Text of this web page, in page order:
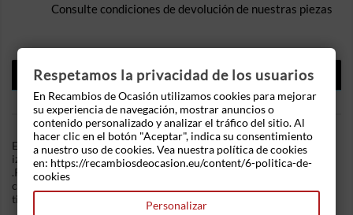
Consulte condiciones de devolución de nuestras piezas
DESCRIPCIÓN
DETALLES DEL PRODUCTO
En Recambios de Ocasion disponemos de Elevalunas delantero
izquierdo Citroen Xsara (N1) (1997-2004) 1.9 D (70 cv)
.Referencia Interna: 03141105372307. Mecanismo electrico y
conector de 2 pines. Ademas, disponemos de mas recambios, si
tiene cualquier duda consultenos.
Respetamos la privacidad de los usuarios
En Recambios de Ocasión utilizamos cookies para mejorar
su experiencia de navegación, mostrar anuncios o
contenido personalizado y analizar el tráfico del sitio. Al
hacer clic en el botón "Aceptar", indica su consentimiento
a nuestro uso de cookies. Vea nuestra política de cookies
en: https://recambiosdeocasion.eu/content/6-politica-de-
cookies
Personalizar